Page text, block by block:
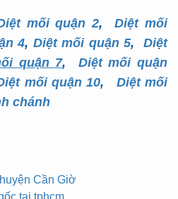
mối quận 2,Diệt mối
4, Diệt mối quận 5, Diệt
quận 7,
Diệt mối quận
mối quận 10, Diệt mối
chánh
Cần Giờ